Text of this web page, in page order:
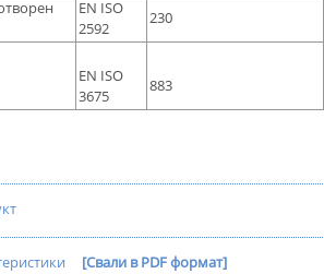
EN ISO
2592
230
EN ISO
3675
883
[Свали в PDF формат]